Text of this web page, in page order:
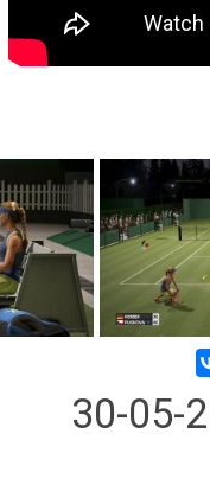
30-05-